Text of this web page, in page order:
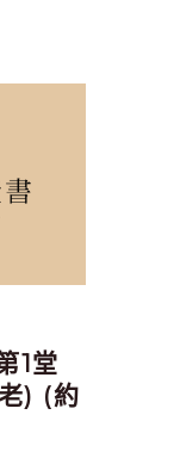
1堂
) (約